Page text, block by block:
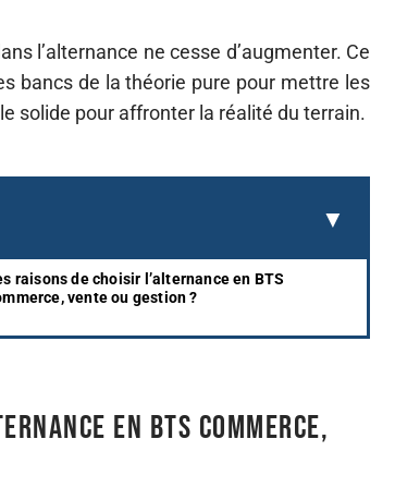
l’alternance ne cesse d’augmenter. Ce
bancs de la théorie pure pour mettre les
solide pour affronter la réalité du terrain.
raisons de choisir l’alternance en BTS
vente ou gestion ?
en BTS commerce,